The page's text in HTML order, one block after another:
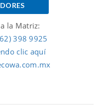
la Matriz:
398 9925
clic aquí